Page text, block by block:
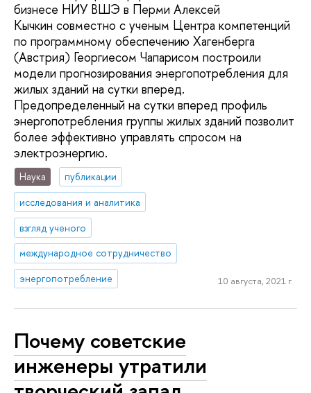
бизнесе НИУ ВШЭ в Перми Алексей
Кычкин совместно с ученым Центра компетенций
по программному обеспечению Хагенберга
(Австрия) Георгиесом Чапарисом построили
модели прогнозирования энергопотребления для
жилых зданий на сутки вперед.
Предопределенный на сутки вперед профиль
энергопотребления группы жилых зданий позволит
более эффективно управлять спросом на
электроэнергию.
Наука
публикации
исследования и аналитика
взгляд ученого
международное сотрудничество
энергопотребление
10 августа, 2021 г.
Почему советские
инженеры утратили